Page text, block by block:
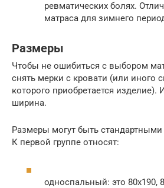
ревматических болях.
матраса для зимнего
Размеры
Чтобы не ошибиться с выбором
снять мерки с кровати (или иного
которого приобретается
ширина.
Размеры могут быть
К первой группе относят:
односпальный: это 80х190,